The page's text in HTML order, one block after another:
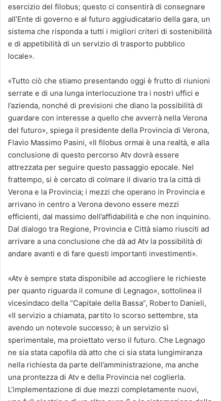
esercizio del filobus; questo ci consentirà di consegnare
all’Ente di governo e al futuro aggiudicatario della gara, un
sistema che risponda a tutti i migliori criteri di sostenibilità
e di appetibilità di un servizio di trasporto pubblico
locale».
«Tutto ciò che stiamo presentando oggi è frutto di riunioni
serrate e di una lunga interlocuzione tra i nostri uffici e
l’azienda, nonché di previsioni che diano la possibilità di
guardare con interesse a quello che avverrà nella Verona
del futuro», spiega il presidente della Provincia di Verona,
Flavio Massimo Pasini, «Il filobus ormai è una realtà, e alla
conclusione di questo percorso Atv dovrà essere
attrezzata per seguire questo passaggio epocale. Nel
frattempo, si è cercato di colmare il divario tra la città di
Verona e la Provincia; i mezzi che operano in Provincia e
arrivano in centro a Verona devono essere mezzi
efficienti, dal massimo dell’affidabilità e che non inquinino.
Dal dialogo tra Regione, Provincia e Città siamo riusciti ad
arrivare a una conclusione che dà ad Atv la possibilità di
andare avanti e di fare questi importanti investimenti».
«Atv è sempre stata disponibile ad accogliere le richieste
per quanto riguarda il comune di Legnago», sottolinea il
vicesindaco della “Capitale della Bassa”, Roberto Danieli,
«Il servizio a chiamata, partito lo scorso settembre, sta
avendo un notevole successo; è un servizio sì
sperimentale, ma proiettato verso il futuro. Che Legnago
ne sia stata capofila dà atto che ci sia stata lungimiranza
nella richiesta da parte dell’amministrazione, ma anche
una prontezza di Atv e della Provincia nel coglierla.
L’implementazione di due mezzi completamente nuovi,